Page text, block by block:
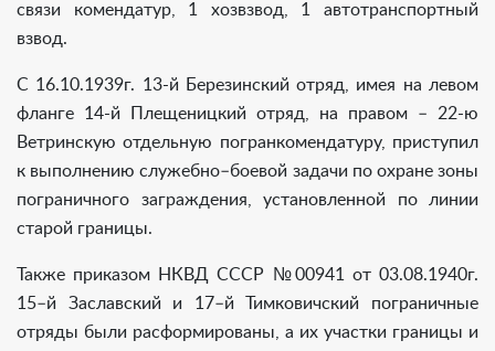
связи комендатур, 1 хозвзвод, 1 автотранспортный
взвод.
С 16.10.1939г. 13-й Березинский отряд, имея на левом
фланге 14-й Плещеницкий отряд, на правом – 22-ю
Ветринскую отдельную погранкомендатуру, приступил
к выполнению служебно–боевой задачи по охране зоны
пограничного заграждения, установленной по линии
старой границы.
Также приказом НКВД СССР №00941 от 03.08.1940г.
15–й Заславский и 17–й Тимковичский пограничные
отряды были расформированы, а их участки границы и